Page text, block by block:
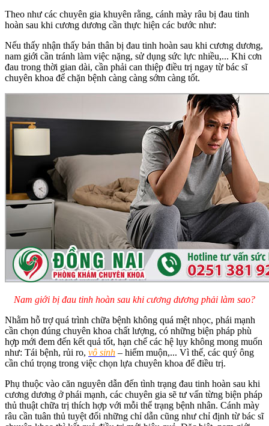
Theo như các chuyên gia khuyên rằng, cánh mày râu bị đau tinh
hoàn sau khi cương dương cần thực hiện các bước như:
Nếu thấy nhận thấy bản thân bị đau tinh hoàn sau khi cương dương,
nam giới cần tránh làm việc nặng, sử dụng sức lực nhiều,... Khi cơn
đau trong thời gian dài, cần phải can thiệp điều trị ngay từ bác sĩ
chuyên khoa để chặn bệnh càng càng sớm càng tốt.
Nam giới bị đau tinh hoàn sau khi cương dương phải làm sao?
Nhằm hỗ trợ quá trình chữa bệnh không quá mệt nhọc, phái mạnh
cần chọn đúng chuyên khoa chất lượng, có những biện pháp phù
hợp mới đem đến kết quả tốt, hạn chế các hệ lụy không mong muốn
như: Tái bệnh, rủi ro, vô sinh – hiếm muộn,... Vì thế, các quý ông
cần chú trọng trong việc chọn lựa chuyên khoa để điều trị.
Phụ thuộc vào căn nguyên dẫn đến tình trạng đau tinh hoàn sau khi
cương dương ở phái mạnh, các chuyên gia sẽ tư vấn từng biện pháp
thủ thuật chữa trị thích hợp với mỗi thể trạng bệnh nhân. Cánh mày
râu cần tuân thủ tuyệt đối những chỉ dẫn cũng như chỉ định từ bác sĩ